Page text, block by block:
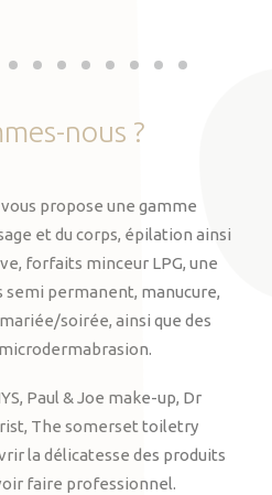
nous ?
vous propose une gamme
et du corps, épilation ainsi
forfaits minceur LPG, une
semi permanent, manucure,
soirée, ainsi que des
Paul & Joe make-up, Dr
The somerset toiletry
la délicatesse des produits
faire professionnel.